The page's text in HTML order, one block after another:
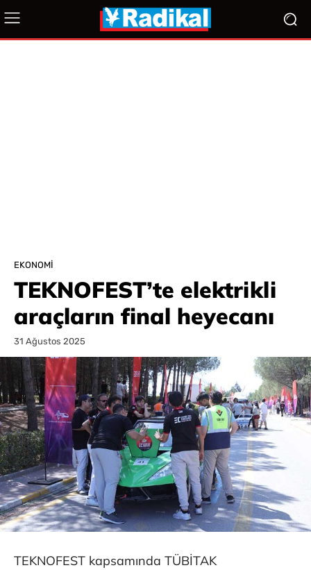
EKONOMI
TEKNOFEST’te elektrikli
araçların final heyecanı
31 Ağustos 2025
TEKNOFEST kapsamında TÜBİTAK